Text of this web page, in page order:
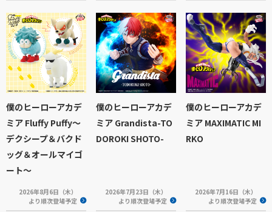
僕のヒーローアカデ
ミア Fluffy Puffy～
デクシープ＆バクド
ッグ＆オールマイゴ
ート～
2026年8月6日（木）
より順次登場予定
僕のヒーローアカデ
ミア Grandista-TO
DOROKI SHOTO-
2026年7月23日（木）
より順次登場予定
僕のヒーローアカデ
ミア MAXIMATIC MI
RKO
2026年7月16日（木）
より順次登場予定